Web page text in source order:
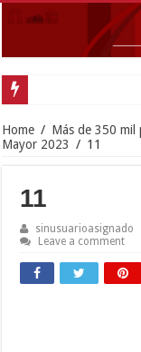
Home / Más de 350 mil
Mayor 2023 / 11
11
sinusuarioasignado
Leave a comment